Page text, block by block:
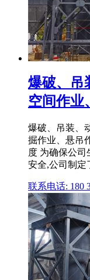
爆破、吊
空间作业
爆破、吊装、
掘作业、悬吊
度 为确保公
安全,公司制定
联系电话: 180